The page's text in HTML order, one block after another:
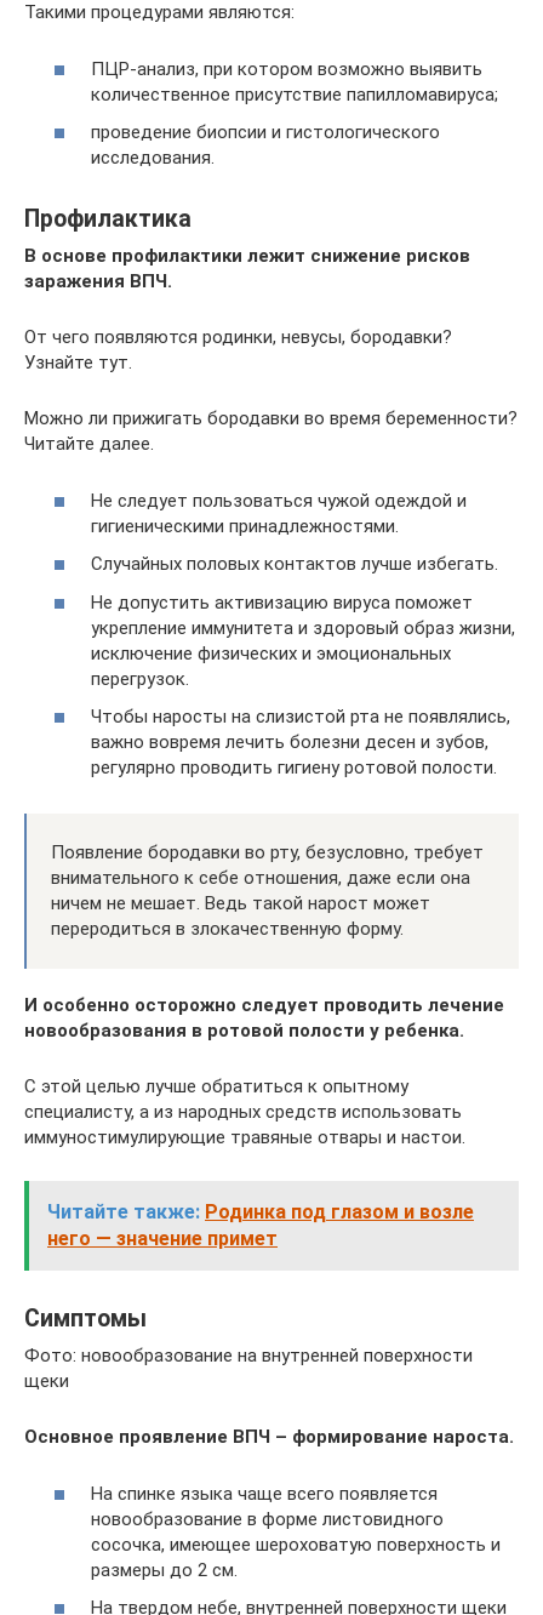
Такими процедурами являются:
ПЦР-анализ, при котором возможно выявить
количественное присутствие папилломавируса;
проведение биопсии и гистологического
исследования.
Профилактика
В основе профилактики лежит снижение рисков
заражения ВПЧ.
От чего появляются родинки, невусы, бородавки?
Узнайте тут.
Можно ли прижигать бородавки во время беременности?
Читайте далее.
Не следует пользоваться чужой одеждой и
гигиеническими принадлежностями.
Случайных половых контактов лучше избегать.
Не допустить активизацию вируса поможет
укрепление иммунитета и здоровый образ жизни,
исключение физических и эмоциональных
перегрузок.
Чтобы наросты на слизистой рта не появлялись,
важно вовремя лечить болезни десен и зубов,
регулярно проводить гигиену ротовой полости.
Появление бородавки во рту, безусловно, требует
внимательного к себе отношения, даже если она
ничем не мешает. Ведь такой нарост может
переродиться в злокачественную форму.
И особенно осторожно следует проводить лечение
новообразования в ротовой полости у ребенка.
С этой целью лучше обратиться к опытному
специалисту, а из народных средств использовать
иммуностимулирующие травяные отвары и настои.
Читайте также: Родинка под глазом и возле
него — значение примет
Симптомы
Фото: новообразование на внутренней поверхности
щеки
Основное проявление ВПЧ – формирование нароста.
На спинке языка чаще всего появляется
новообразование в форме листовидного
сосочка, имеющее шероховатую поверхность и
размеры до 2 см.
На твердом небе, внутренней поверхности щеки